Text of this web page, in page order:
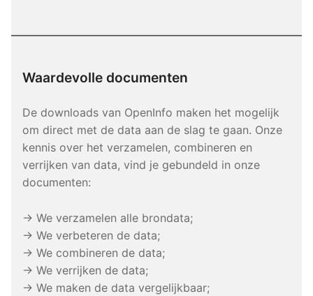
Waardevolle documenten
De downloads van OpenInfo maken het mogelijk
om direct met de data aan de slag te gaan. Onze
kennis over het verzamelen, combineren en
verrijken van data, vind je gebundeld in onze
documenten:
→ We verzamelen alle brondata;
→ We verbeteren de data;
→ We combineren de data;
→ We verrijken de data;
→ We maken de data vergelijkbaar;